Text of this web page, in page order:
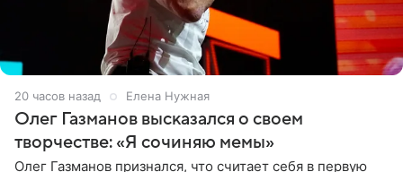
20 часов назад Елена Нужная
Олег Газманов высказался о своем
творчестве: «Я сочиняю мемы»
Олег Газманов признался, что считает себя в первую